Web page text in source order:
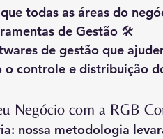
todas as áreas do
de Gestão 🛠️
de gestão que
o controle e distribuição
Negócio com a RGB
nossa metodologia